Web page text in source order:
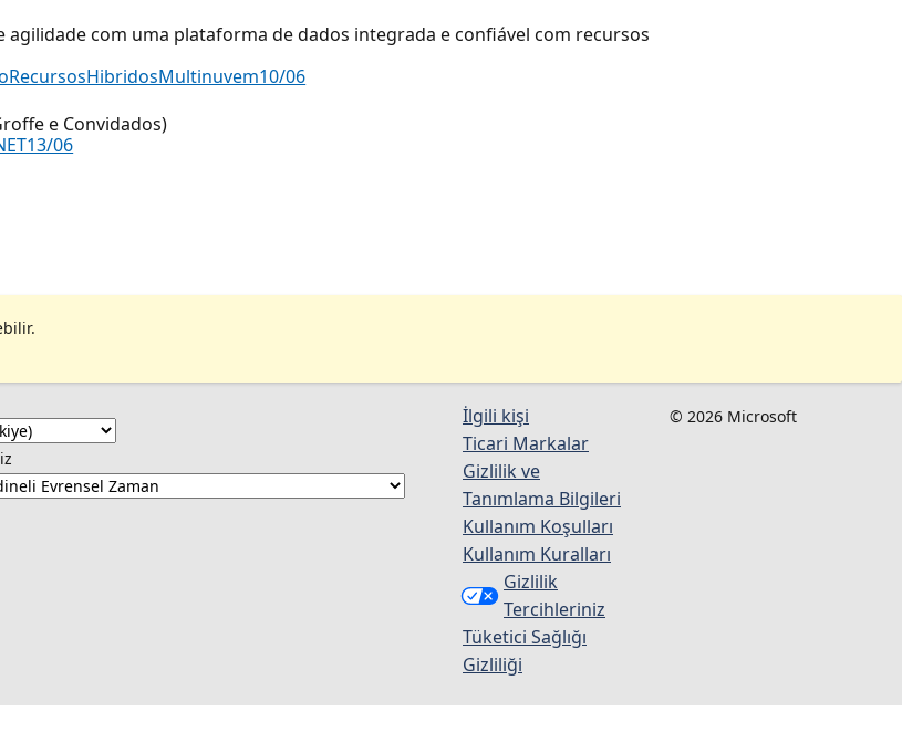
agilidade com uma plataforma de dados integrada e confiável com recursos
06
e Convidados)
06
İlgili kişi
Ticari Markalar
Gizlilik ve
Tanımlama Bilgileri
Kullanım Koşulları
Kullanım Kuralları
Gizlilik
Tercihleriniz
Tüketici Sağlığı
Gizliliği
© 2026 Microsoft